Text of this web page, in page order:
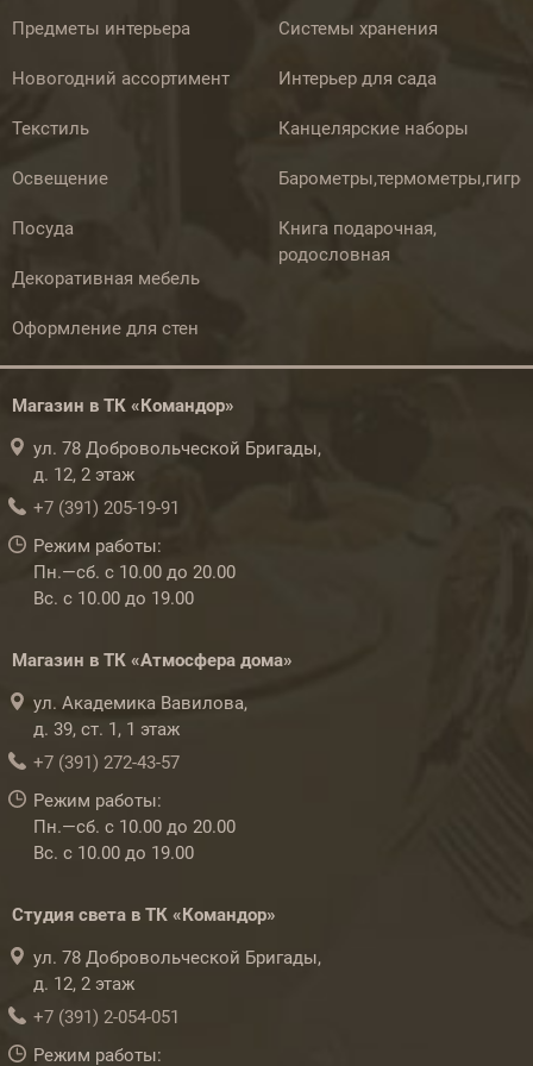
Предметы интерьера
Новогодний ассортимент
Текстиль
Освещение
Посуда
Декоративная мебель
Оформление для стен
Системы хранения
Интерьер для сада
Канцелярские наборы
Книга подарочная,
родословная
Магазин в ТК «Командор»
ул. 78 Добровольческой Бригады,
д. 12, 2 этаж
+7 (391) 205-19-91
Режим работы:
Пн.—сб. с 10.00 до 20.00
Вс. с 10.00 до 19.00
Магазин в ТК «Атмосфера дома»
ул. Академика Вавилова,
д. 39, ст. 1, 1 этаж
+7 (391) 272-43-57
Режим работы:
Пн.—сб. с 10.00 до 20.00
Вс. с 10.00 до 19.00
Студия света в ТК «Командор»
ул. 78 Добровольческой Бригады,
д. 12, 2 этаж
+7 (391) 2-054-051
Режим работы: